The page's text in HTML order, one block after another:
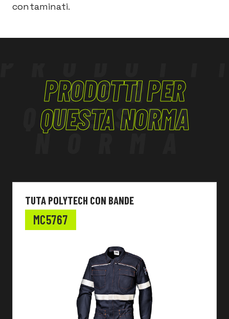
contaminati.
PRODOTTI PER
QUESTA NORMA
PER
QUESTA
NORMA
TUTA POLYTECH CON BANDE
MC5767